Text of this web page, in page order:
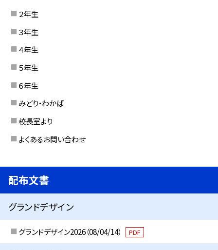
２年生
３年生
４年生
５年生
６年生
みどり・わかば
校長室より
よくあるお問い合わせ
配布文書
グランドデザイン
グランドデザイン2026（08/04/14） PDF